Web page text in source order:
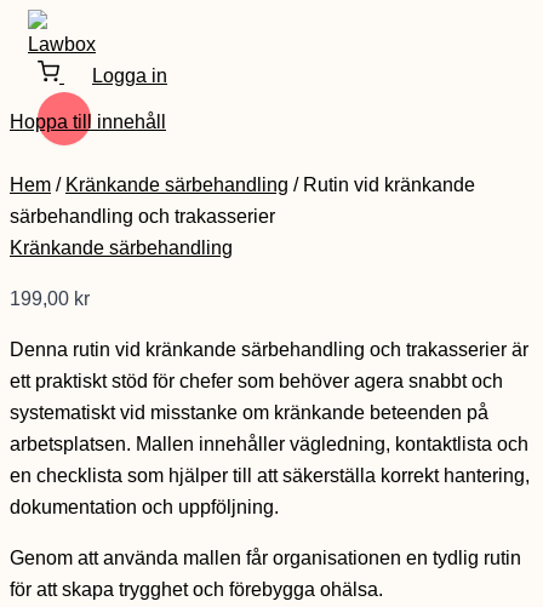
Logga in
Hoppa till innehåll
Hem / Kränkande särbehandling / Rutin vid kränkande
särbehandling och trakasserier
Kränkande särbehandling
199,00 kr
Denna rutin vid kränkande särbehandling och trakasserier är
ett praktiskt stöd för chefer som behöver agera snabbt och
systematiskt vid misstanke om kränkande beteenden på
arbetsplatsen. Mallen innehåller vägledning, kontaktlista och
en checklista som hjälper till att säkerställa korrekt hantering,
dokumentation och uppföljning.
Genom att använda mallen får organisationen en tydlig rutin
för att skapa trygghet och förebygga ohälsa.